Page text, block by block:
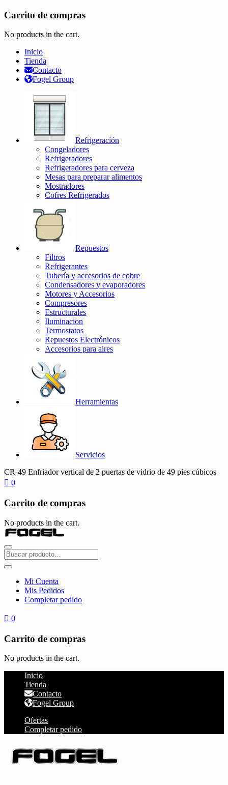
Carrito de compras
No products in the cart.
Inicio
Tienda
Contacto
Fogel Group
Refrigeración
Congeladores
Refrigeradores
Refrigeradores para cerveza
Mesas para preparar alimentos
Mostradores
Cofres Refrigerados
Repuestos
Filtros
Refrigerantes
Tubería y accesorios de cobre
Condensadores y evaporadores
Motores y Accesorios
Compresores
Estructurales
Iluminacion
Termostatos
Repuestos Electrónicos
Accesorios para aires
Herramientas
Servicios
CR-49 Enfriador vertical de 2 puertas de vidrio de 49 pies cúbicos
0
Carrito de compras
No products in the cart.
Mi Cuenta
Mis Pedidos
Completar pedido
0
Carrito de compras
No products in the cart.
Inicio
Tienda
Contacto
Fogel Group
Ofertas
Completar pedido